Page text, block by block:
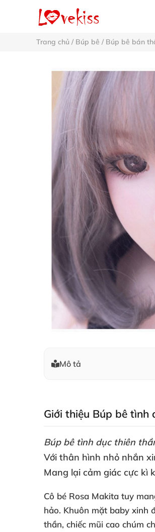
Trang chủ / Búp bê / Búp bê bán
Mô tả
Giới thiệu Búp bê
Búp bê tình dục thiên
Với thân hình nhỏ nhắn
Mang lại cảm giác cực kì
Cô bé Rosa Makita tuy
hảo. Khuôn mặt baby xinh
thần, chiếc mũi cao chúm